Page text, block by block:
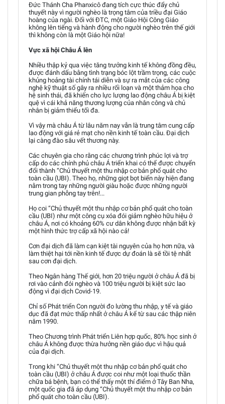
Đức Thánh Cha Phanxicô đang tích cực thúc đẩy chủ
thuyết này vì người nghèo là trọng tâm của triều đại Giáo
hoàng của ngài. Đối với ĐTC, một Giáo Hội Công Giáo
không lên tiếng và hành động cho người nghèo trên thế giới
thì không còn là một Giáo hội nữa!
Vực xã hội Châu Á lên
Nhiều thập kỷ qua việc tăng trưởng kinh tế không đồng đều,
được đánh dấu bằng tình trạng bóc lột trầm trọng, các cuộc
khủng hoảng tài chính tái diễn và sự ra mắt của các công
nghệ kỹ thuật số gây ra nhiều rối loạn và một thảm họa cho
hệ sinh thái, đã khiến cho lực lượng lao động châu Á bị kiệt
quệ vì cái khả năng thương lượng của nhân công và chủ
nhân bị giảm thiểu tối đa.
Vì vậy mà châu Á từ lâu năm nay vẫn là trung tâm cung cấp
lao động với giá rẻ mạt cho nền kinh tế toàn cầu. Đại dịch
lại càng đào sâu vết thương này.
Các chuyên gia cho rằng các chương trình phúc lợi và trợ
cấp do các chính phủ châu Á triển khai có thể được chuyển
đổi thành “Chủ thuyết một thu nhập cơ bản phổ quát cho
toàn cầu (UBI). Theo họ, những giọt bọt biển này hiện đang
nằm trong tay những người giàu hoặc được những người
trung gian phỗng tay trên!...
Họ coi “Chủ thuyết một thu nhập cơ bản phổ quát cho toàn
cầu (UBI) như một công cụ xóa đói giảm nghèo hữu hiệu ở
châu Á, nơi có khoảng 60% cư dân không được nhận bất kỳ
một hình thức trợ cấp xã hội nào cả!
Cơn đại dịch đã làm cạn kiệt tài nguyên của họ hơn nữa, và
làm thiệt hại tới nền kinh tế được dự đoán là sẽ tồi tệ nhất
sau cơn đại dịch.
Theo Ngân hàng Thế giới, hơn 20 triệu người ở châu Á đã bị
rơi vào cảnh đói nghèo và 100 triệu người bị kiệt sức lao
động vì đại dịch Covid-19.
Chỉ số Phát triển Con người đo lường thu nhập, y tế và giáo
dục đã đạt mức thấp nhất ở châu Á kể từ sau các thập niên
năm 1990.
Theo Chương trình Phát triển Liên hợp quốc, 80% học sinh ở
châu Á không được thừa hưởng nền giáo dục vì hậu quả
của đại dịch.
Trong khi “Chủ thuyết một thu nhập cơ bản phổ quát cho
toàn cầu (UBI) ở châu Á được coi như một loại thuốc thần
chữa bá bệnh, bạn có thể thấy một thí điểm ở Tây Ban Nha,
một quốc gia đã áp dụng “Chủ thuyết một thu nhập cơ bản
phổ quát cho toàn cầu (UBI).